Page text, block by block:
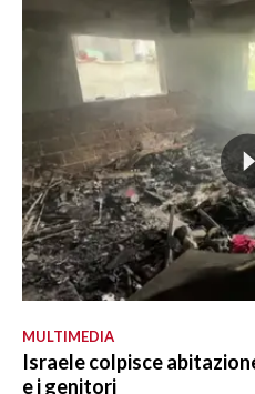
MULTIMEDIA
Israele colpisce
e i genitori